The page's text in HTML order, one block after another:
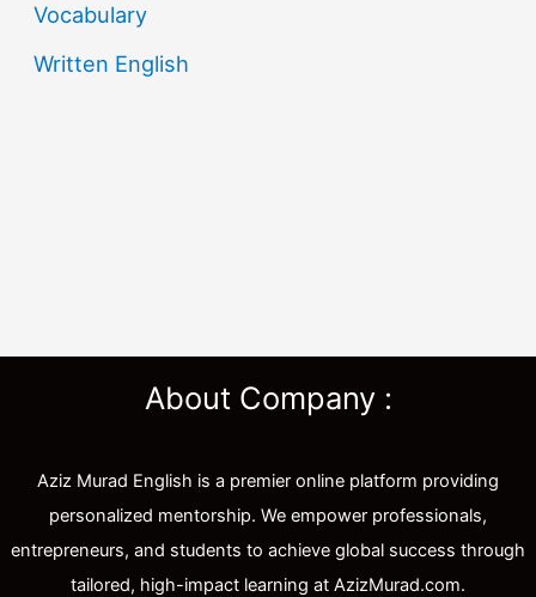
Vocabulary
Written English
About Company :
Aziz Murad English is a premier online platform providing
personalized mentorship. We empower professionals,
entrepreneurs, and students to achieve global success through
tailored, high-impact learning at AzizMurad.com.